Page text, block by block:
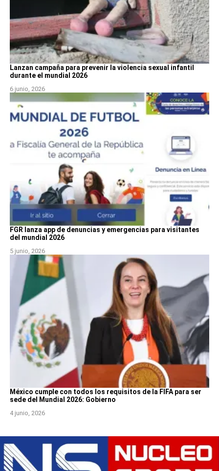
Lanzan campaña para prevenir la violencia sexual infantil
durante el mundial 2026
6 junio, 2026
FGR lanza app de denuncias y emergencias para visitantes
del mundial 2026
5 junio, 2026
México cumple con todos los requisitos de la FIFA para ser
sede del Mundial 2026: Gobierno
4 junio, 2026